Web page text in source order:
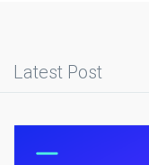
Latest Post